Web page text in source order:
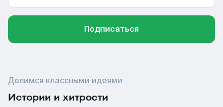
Подписаться
Делимся классными идеями
Истории и хитрости